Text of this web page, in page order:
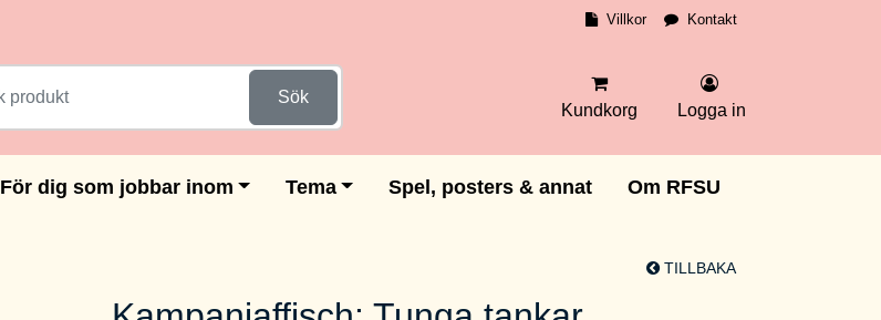
Villkor Kontakt
Sök
Kundkorg Logga in
För dig som jobbar inom Tema Spel, posters & annat Om RFSU
TILLBAKA